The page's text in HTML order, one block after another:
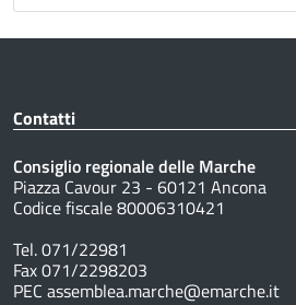
Contatti
Consiglio regionale delle Marche
Piazza Cavour 23 - 60121 Ancona
Codice fiscale 80006310421
Tel. 071/22981
Fax 071/2298203
PEC assemblea.marche@emarche.it